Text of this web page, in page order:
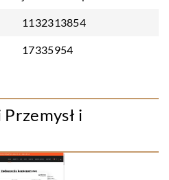
1132313854
17335954
i